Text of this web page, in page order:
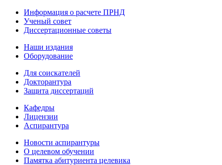
Информация о расчете ПРНД
Ученый совет
Диссертационные советы
Наши издания
Оборудование
Для соискателей
Докторантура
Защита диссертаций
Кафедры
Лицензии
Аспирантура
Новости аспирантуры
О целевом обучении
Памятка абитуриента целевика